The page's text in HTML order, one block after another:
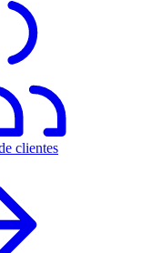
clientes